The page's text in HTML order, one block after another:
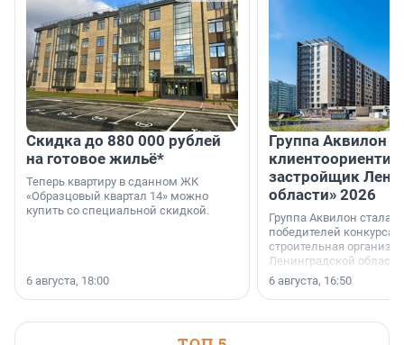
Скидка до 880 000 рублей
на готовое жильё*
Теперь квартиру в сданном ЖК
«Образцовый квартал 14» можно
купить со специальной скидкой.
6 августа, 18:00
Группа Аквилон
застройщик
области» 2026
Группа Аквилон стала
победителей конкурса
строительная
Ленинградской области
номинации «Самый
застройщик
области».
6 августа, 16:50